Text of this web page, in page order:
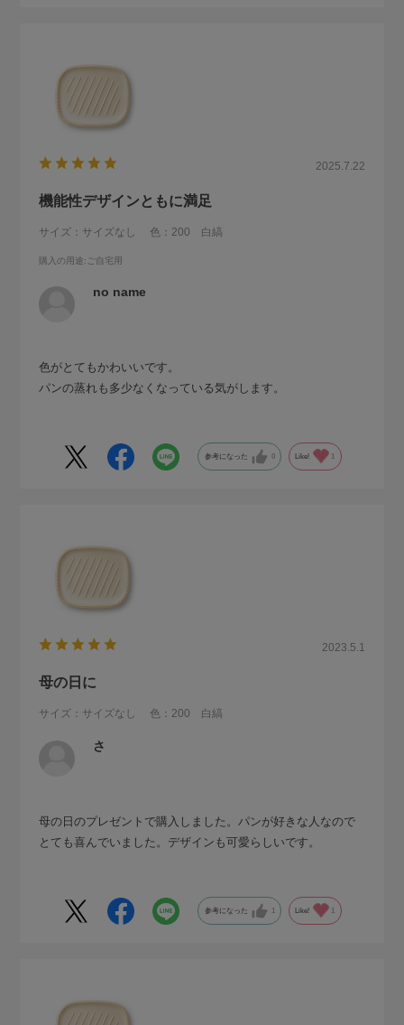
2025.7.22
機能性デザインともに満足
サイズ：サイズなし 色：200 白縞
購入の用途:ご自宅用
no name
色がとてもかわいいです。
パンの蒸れも多少なくなっている気がします。
参考になった 0 Like! 1
2023.5.1
母の日に
サイズ：サイズなし 色：200 白縞
さ
母の日のプレゼントで購入しました。パンが好きな人なので
とても喜んでいました。デザインも可愛らしいです。
参考になった 1 Like! 1